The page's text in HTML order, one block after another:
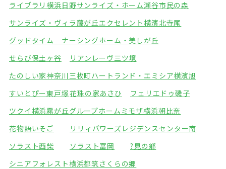
ライブラリ横浜日野サンライズ・ホーム瀬谷市民の森
サンライズ・ヴィラ藤が丘エクセレント横濱北寺尾
グッドタイム ナーシングホーム・美しが丘
せらび保土ヶ谷
リアンレーヴ三ツ境
たのしい家神奈川三枚町ハートランド・エミシア横濱旭
すいとぴー東戸塚花珠の家あさひ
フェリエドゥ磯子
ツクイ横浜霧が丘グループホーム ミモザ横浜朝比奈
花物語いそご
リリィパワーズレジデンスセンター南
ソラスト西柴
ソラスト富岡
?見の鄕
シニアフォレスト横浜都筑さくらの郷